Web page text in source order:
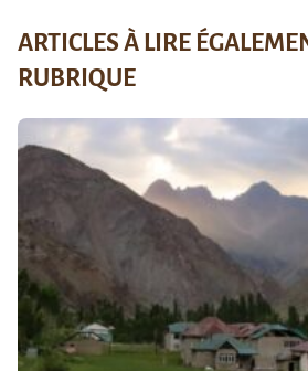
ARTICLES À LIRE
RUBRIQUE